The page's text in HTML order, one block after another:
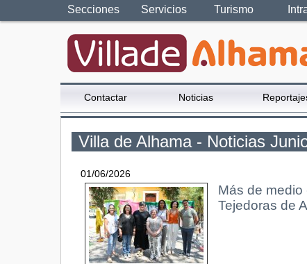
Secciones Servicios Turismo
Contactar Noticias
Villa de Alhama - Noticias
01/06/2026
Más de
Tejedoras de